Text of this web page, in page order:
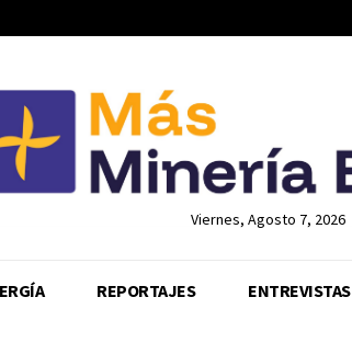
Viernes, Agosto 7, 2026
REPORTAJES ENTREVISTAS